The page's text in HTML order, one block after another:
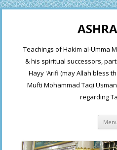
Teachings of Hakim al-Umma
& his spiritual successors,
Hayy 'Arifi (may Allah bless
Mufti Mohammad Taqi
regarding